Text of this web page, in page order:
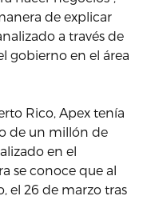
de explicar
a través de
gobierno en el área
Rico, Apex tenía
de un millón de
en el
se conoce que al
el 26 de marzo tras